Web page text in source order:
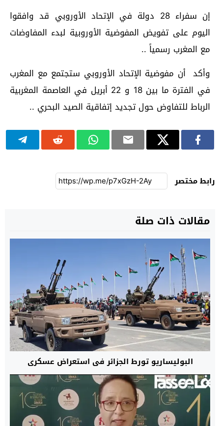
إن سفراء 28 دولة في الإتحاد الأوروبي قد وافقوا
اليوم على تفويض المفوضية الأوروبية لبدء المفاوضات
مع المغرب رسمياً ..
وأكد أن مفوضية الإتحاد الأوروبي ستجتمع مع المغرب
في الفترة ما بين 18 و 22 أبريل في العاصمة المغربية
الرباط للتفاوض حول تجديد إتفاقية الصيد البحري ..
رابط مختصر
مقالات ذات صلة
البوليساريو تورط الجزائر في استعراض عسكري